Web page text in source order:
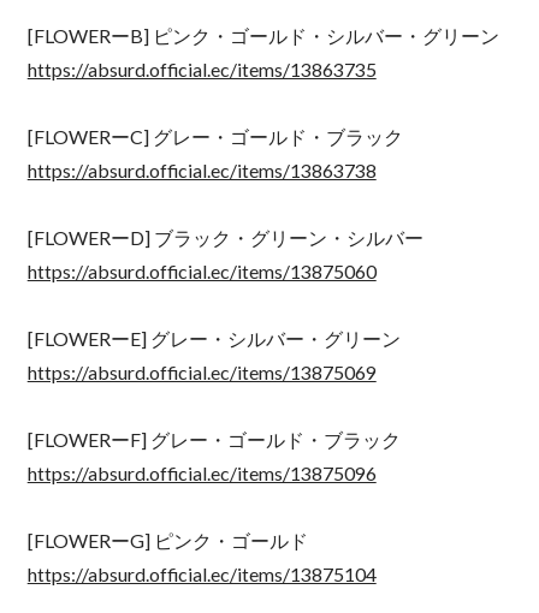
[FLOWERーB] ピンク・ゴールド・シルバー・グリーン
https://absurd.official.ec/items/13863735
[FLOWERーC] グレー・ゴールド・ブラック
https://absurd.official.ec/items/13863738
[FLOWERーD] ブラック・グリーン・シルバー
https://absurd.official.ec/items/13875060
[FLOWERーE] グレー・シルバー・グリーン
https://absurd.official.ec/items/13875069
[FLOWERーF] グレー・ゴールド・ブラック
https://absurd.official.ec/items/13875096
[FLOWERーG] ピンク・ゴールド
https://absurd.official.ec/items/13875104